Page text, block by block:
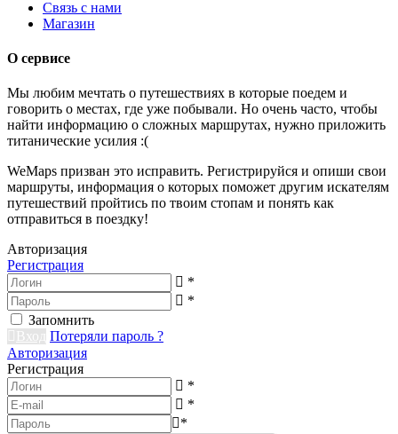
Связь с нами
Магазин
О сервисе
Мы любим мечтать о путешествиях в которые поедем и
говорить о местах, где уже побывали. Но очень часто, чтобы
найти информацию о сложных маршрутах, нужно приложить
титанические усилия :(
WeMaps призван это исправить. Регистрируйся и опиши свои
маршруты, информация о которых поможет другим искателям
путешествий пройтись по твоим стопам и понять как
отправиться в поездку!
Авторизация
Регистрация
*
*
Запомнить
Вход Потеряли пароль ?
Авторизация
Регистрация
*
*
*